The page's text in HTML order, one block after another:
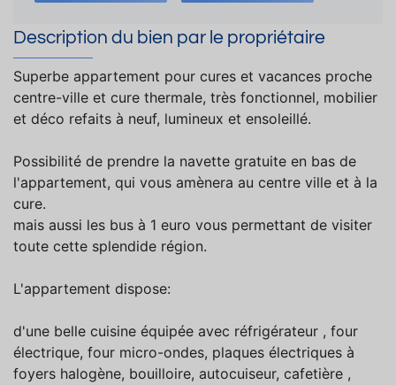
Description du bien par le propriétaire
Superbe appartement pour cures et vacances proche
centre-ville et cure thermale, très fonctionnel, mobilier
et déco refaits à neuf, lumineux et ensoleillé.
Possibilité de prendre la navette gratuite en bas de
l'appartement, qui vous amènera au centre ville et à la
cure.
mais aussi les bus à 1 euro vous permettant de visiter
toute cette splendide région.
L'appartement dispose:
d'une belle cuisine équipée avec réfrigérateur , four
électrique, four micro-ondes, plaques électriques à
foyers halogène, bouilloire, autocuiseur, cafetière ,